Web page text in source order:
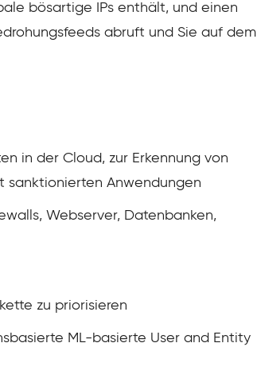
bösartige IPs enthält, und einen
abruft und Sie auf dem
in der Cloud, zur Erkennung von
sanktionierten Anwendungen
Webserver, Datenbanken,
zu priorisieren
ML-basierte User and Entity